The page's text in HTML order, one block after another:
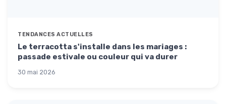
TENDANCES ACTUELLES
Le terracotta s'installe dans les mariages :
passade estivale ou couleur qui va durer
30 mai 2026